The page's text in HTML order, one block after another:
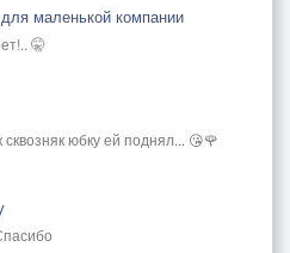
маленькой компании
🤫
юбку ей поднял... 😘🌹